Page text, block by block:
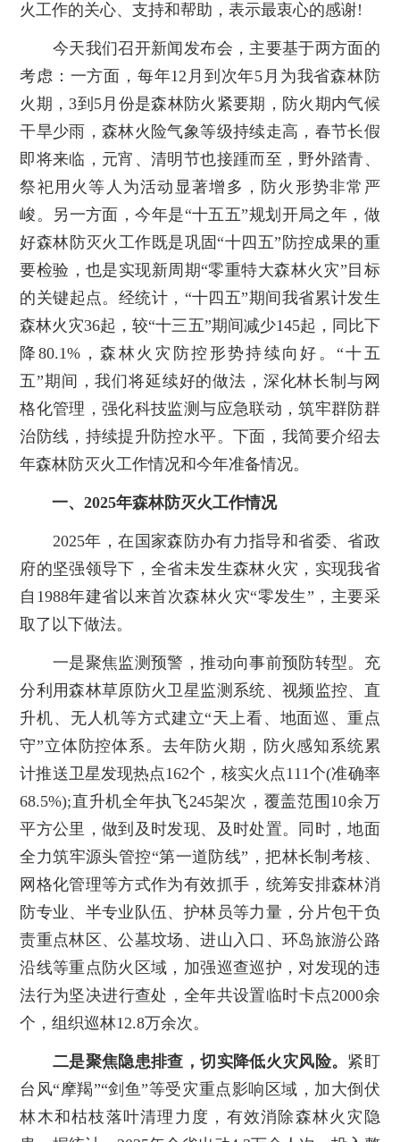
火工作的关心、支持和帮助，表示最衷心的感谢!
今天我们召开新闻发布会，主要基于两方面的
考虑：一方面，每年12月到次年5月为我省森林防
火期，3到5月份是森林防火紧要期，防火期内气候
干旱少雨，森林火险气象等级持续走高，春节长假
即将来临，元宵、清明节也接踵而至，野外踏青、
祭祀用火等人为活动显著增多，防火形势非常严
峻。另一方面，今年是“十五五”规划开局之年，做
好森林防灭火工作既是巩固“十四五”防控成果的重
要检验，也是实现新周期“零重特大森林火灾”目标
的关键起点。经统计，“十四五”期间我省累计发生
森林火灾36起，较“十三五”期间减少145起，同比下
降80.1%，森林火灾防控形势持续向好。“十五
五”期间，我们将延续好的做法，深化林长制与网
格化管理，强化科技监测与应急联动，筑牢群防群
治防线，持续提升防控水平。下面，我简要介绍去
年森林防灭火工作情况和今年准备情况。
一、2025年森林防灭火工作情况
2025年，在国家森防办有力指导和省委、省政
府的坚强领导下，全省未发生森林火灾，实现我省
自1988年建省以来首次森林火灾“零发生”，主要采
取了以下做法。
一是聚焦监测预警，推动向事前预防转型。充
分利用森林草原防火卫星监测系统、视频监控、直
升机、无人机等方式建立“天上看、地面巡、重点
守”立体防控体系。去年防火期，防火感知系统累
计推送卫星发现热点162个，核实火点111个(准确率
68.5%);直升机全年执飞245架次，覆盖范围10余万
平方公里，做到及时发现、及时处置。同时，地面
全力筑牢源头管控“第一道防线”，把林长制考核、
网格化管理等方式作为有效抓手，统筹安排森林消
防专业、半专业队伍、护林员等力量，分片包干负
责重点林区、公墓坟场、进山入口、环岛旅游公路
沿线等重点防火区域，加强巡查巡护，对发现的违
法行为坚决进行查处，全年共设置临时卡点2000余
个，组织巡林12.8万余次。
二是聚焦隐患排查，切实降低火灾风险。 紧盯
台风“摩羯”“剑鱼”等受灾重点影响区域，加大倒伏
林木和枯枝落叶清理力度，有效消除森林火灾隐